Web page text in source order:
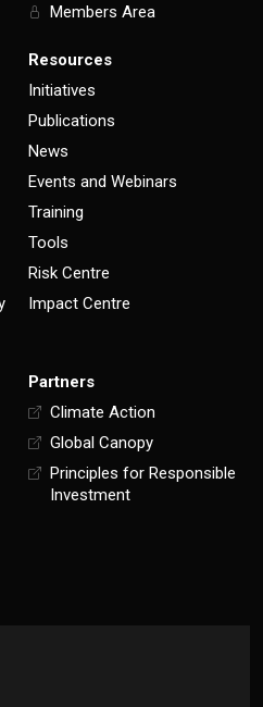
Members Area
Resources
Initiatives
Publications
News
Events and Webinars
Training
Tools
Risk Centre
Impact Centre
Partners
Climate Action
Global Canopy
Principles for Responsible
Investment